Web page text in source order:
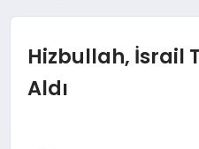
GÜNDEM
Hizbullah, İsrail
Aldı